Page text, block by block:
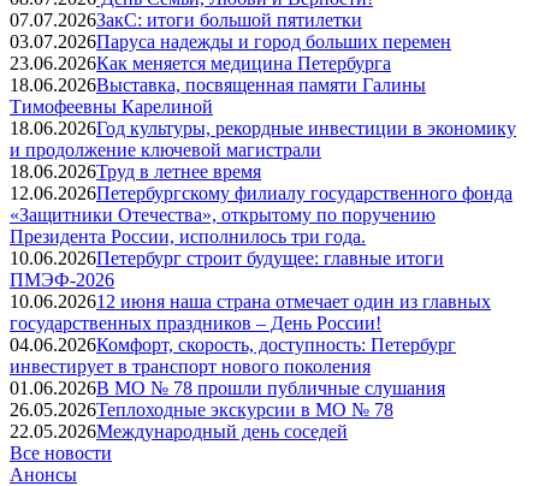
07.07.2026ЗакС: итоги большой пятилетки
03.07.2026Паруса надежды и город больших перемен
23.06.2026Как меняется медицина Петербурга
18.06.2026Выставка, посвященная памяти Галины
Тимофеевны Карелиной
18.06.2026Год культуры, рекордные инвестиции в экономику
и продолжение ключевой магистрали
18.06.2026Труд в летнее время
12.06.2026Петербургскому филиалу государственного фонда
«Защитники Отечества», открытому по поручению
Президента России, исполнилось три года.
10.06.2026Петербург строит будущее: главные итоги
ПМЭФ-2026
10.06.202612 июня наша страна отмечает один из главных
государственных праздников – День России!
04.06.2026Комфорт, скорость, доступность: Петербург
инвестирует в транспорт нового поколения
01.06.2026В МО № 78 прошли публичные слушания
26.05.2026Теплоходные экскурсии в МО № 78
22.05.2026Международный день соседей
Все новости
Анонсы